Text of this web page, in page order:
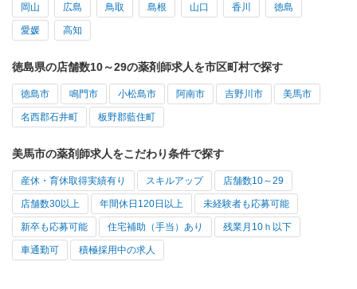
岡山 広島 鳥取 島根 山口 香川 徳島
愛媛 高知
徳島県の店舗数10～29の薬剤師求人を市区町村で探す
徳島市 鳴門市 小松島市 阿南市 吉野川市 美馬市
名西郡石井町 板野郡藍住町
美馬市の薬剤師求人をこだわり条件で探す
産休・育休取得実績有り スキルアップ 店舗数10～29
店舗数30以上 年間休日120日以上 未経験者も応募可能
新卒も応募可能 住宅補助（手当）あり 残業月10ｈ以下
車通勤可 積極採用中の求人